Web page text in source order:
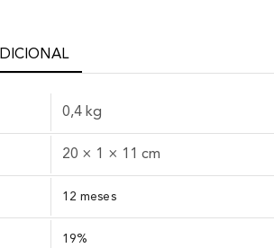
0,4 kg
20 × 1 × 11 cm
12 meses
19%